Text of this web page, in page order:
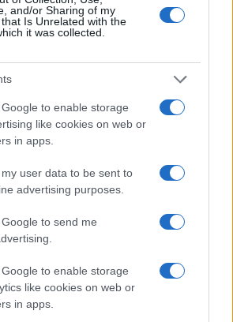
and/or Sharing of my
Is Unrelated with the
it was collected.
to enable storage
like cookies on web or
in apps.
user data to be sent to
advertising purposes.
to send me
to enable storage
like cookies on web or
in apps.
Akkor se állítjuk le a
Ukrajna lemond a